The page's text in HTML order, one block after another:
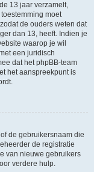
13 jaar verzamelt,
moet
de ouders weten dat
dan 13, heeft. Indien je
waarop je wil
een juridisch
dat het phpBB-team
het aanspreekpunt is
de gebruikersnaam die
de registratie
van nieuwe gebruikers
verdere hulp.